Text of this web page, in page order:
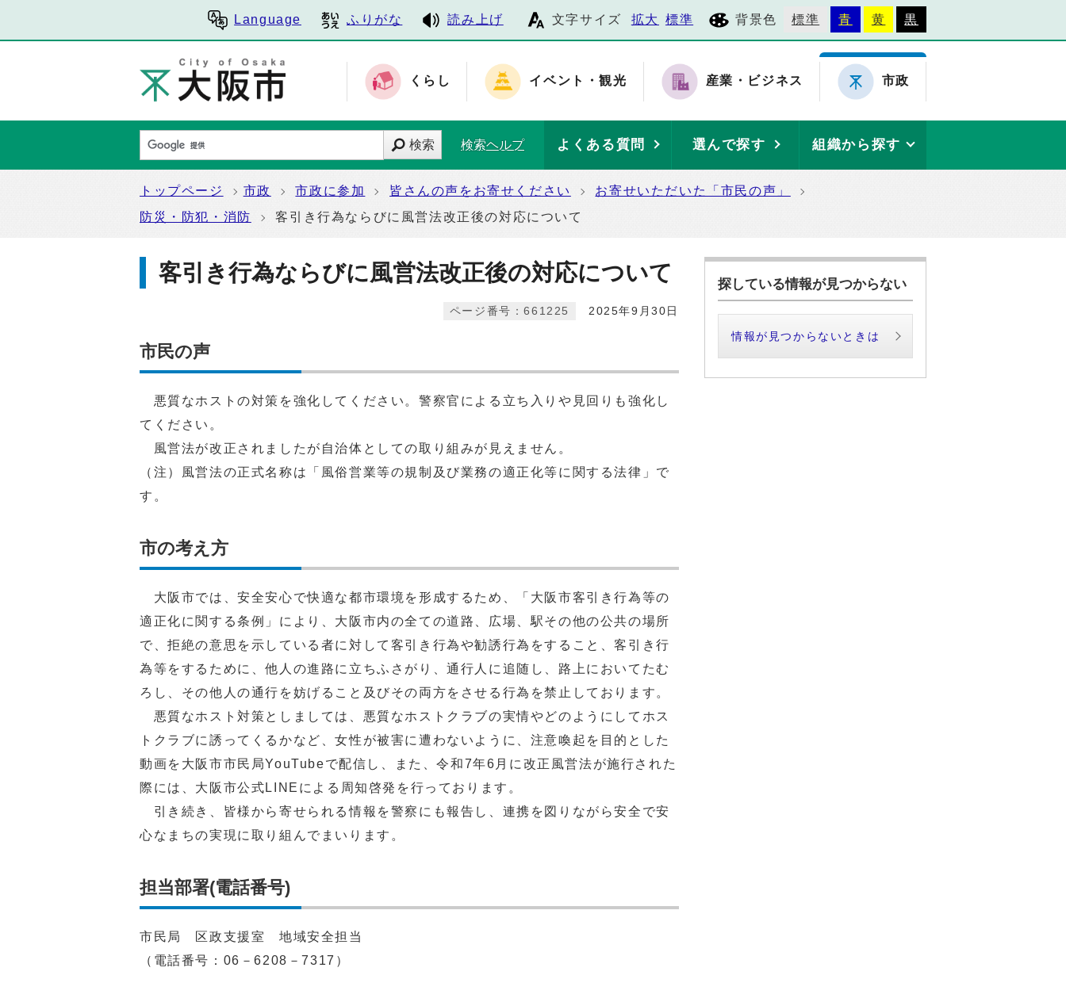
Language ふりがな 読み上げ 文字サイズ 拡大 標準 背景色 標準 青 黄 黒
くらし イベント・観光 産業・ビジネス 市政
検索 検索ヘルプ よくある質問 選んで探す 組織から探す
トップページ 市政 市政に参加 皆さんの声をお寄せください
お寄せいただいた「市民の声」
防災・防犯・消防
客引き行為ならびに風営法改正後の対応について
客引き行為ならびに風営法改正後の対応について
2025年9月30日
ページ番号：661225
市民の声
悪質なホストの対策を強化してください。警察官による立ち入りや見回りも強化し
てください。
風営法が改正されましたが自治体としての取り組みが見えません。
（注）風営法の正式名称は「風俗営業等の規制及び業務の適正化等に関する法律」で
す。
市の考え方
大阪市では、安全安心で快適な都市環境を形成するため、「大阪市客引き行為等の
適正化に関する条例」により、大阪市内の全ての道路、広場、駅その他の公共の場所
で、拒絶の意思を示している者に対して客引き行為や勧誘行為をすること、客引き行
為等をするために、他人の進路に立ちふさがり、通行人に追随し、路上においてたむ
ろし、その他人の通行を妨げること及びその両方をさせる行為を禁止しております。
悪質なホスト対策としましては、悪質なホストクラブの実情やどのようにしてホス
トクラブに誘ってくるかなど、女性が被害に遭わないように、注意喚起を目的とした
動画を大阪市市民局YouTubeで配信し、また、令和7年6月に改正風営法が施行された
際には、大阪市公式LINEによる周知啓発を行っております。
引き続き、皆様から寄せられる情報を警察にも報告し、連携を図りながら安全で安
心なまちの実現に取り組んでまいります。
担当部署(電話番号)
市民局 区政支援室 地域安全担当
（電話番号：06－6208－7317）
探している情報が見つからない
情報が見つからないときは